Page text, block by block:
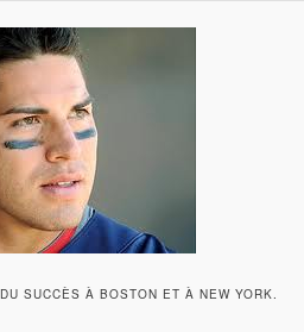
SUCCÈS À BOSTON ET À NEW YORK.